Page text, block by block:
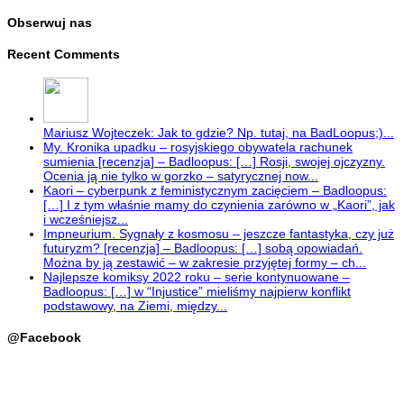
Obserwuj nas
Recent Comments
Mariusz Wojteczek: Jak to gdzie? Np. tutaj, na BadLoopus;)...
My. Kronika upadku – rosyjskiego obywatela rachunek
sumienia [recenzja] – Badloopus: […] Rosji, swojej ojczyzny.
Ocenia ją nie tylko w gorzko – satyrycznej now...
Kaori – cyberpunk z feministycznym zacięciem – Badloopus:
[…] I z tym właśnie mamy do czynienia zarówno w „Kaori”, jak
i wcześniejsz...
Impneurium. Sygnały z kosmosu – jeszcze fantastyka, czy już
futuryzm? [recenzja] – Badloopus: […] sobą opowiadań.
Można by ją zestawić – w zakresie przyjętej formy – ch...
Najlepsze komiksy 2022 roku – serie kontynuowane –
Badloopus: […] w “Injustice” mieliśmy najpierw konflikt
podstawowy, na Ziemi, między...
@Facebook